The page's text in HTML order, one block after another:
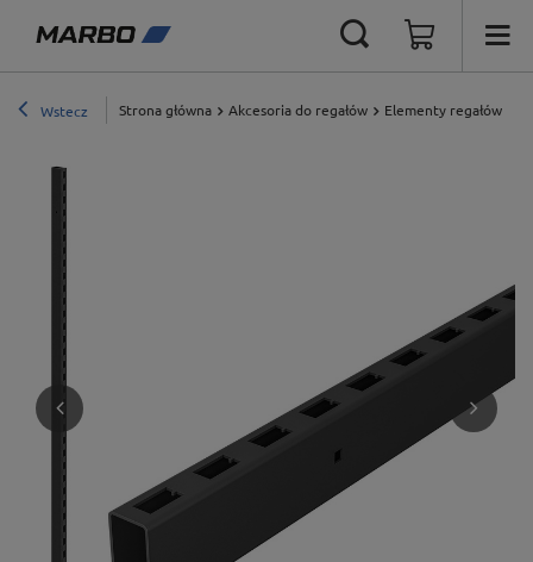
Wstecz Strona główna Akcesoria do regałów Elementy regałów